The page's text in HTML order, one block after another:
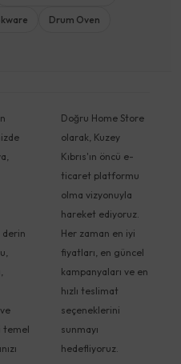
Drum Oven
derin
temel
Doğru Home Store
olarak, Kuzey
Kıbrıs'ın öncü e-
ticaret platformu
olma vizyonuyla
hareket ediyoruz.
Her zaman en iyi
fiyatları, en güncel
kampanyaları ve en
hızlı teslimat
seçeneklerini
sunmayı
hedefliyoruz.